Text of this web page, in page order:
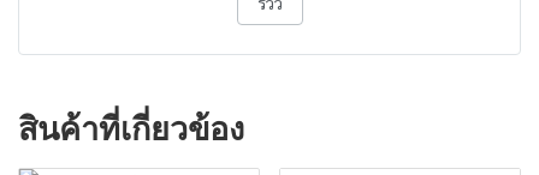
สินค้าที่เกี่ยวข้อง